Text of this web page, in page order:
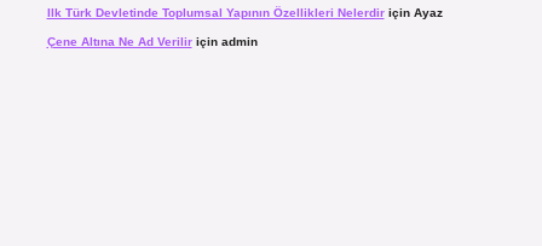
Ilk Türk Devletinde Toplumsal Yapının Özellikleri Nelerdiriçin Ayaz
Çene Altına Ne Ad Veriliriçin admin